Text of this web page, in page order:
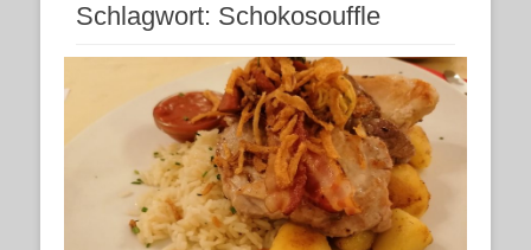
Schlagwort: Schokosouffle